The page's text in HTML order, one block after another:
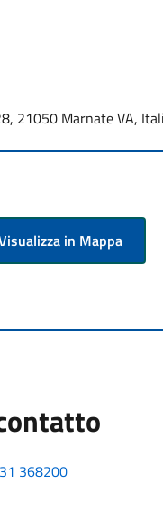
21050 Marnate VA,
in Mappa
368200